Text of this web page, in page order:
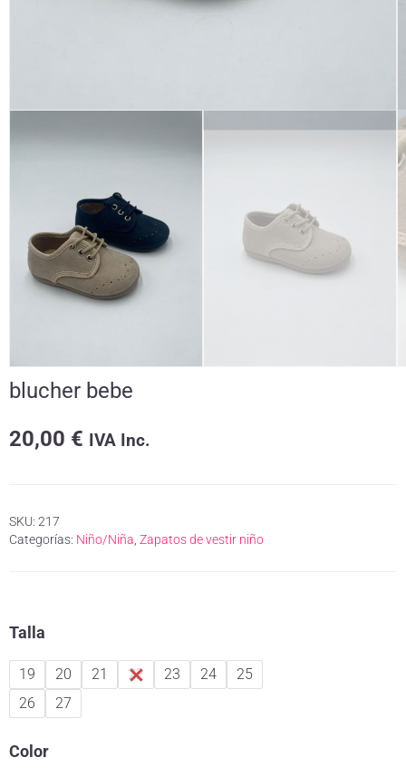
blucher bebe
20,00 € IVA Inc.
SKU: 217
Categorías: Niño/Niña, Zapatos de vestir niño
Talla
19 20 21 22 23 24
25
26
27
Color